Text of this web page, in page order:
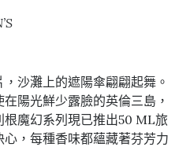
沙灘上的遮陽傘翩翩起舞。
陽光鮮少露臉的英倫三島，
魔幻系列現已推出50 ML旅
，每種香味都蘊藏著芬芳力